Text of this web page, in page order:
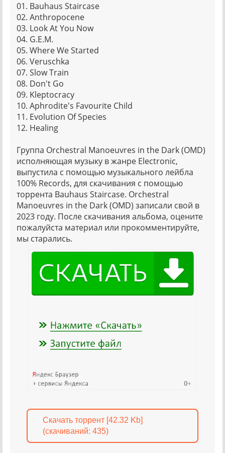
01. Bauhaus Staircase
02. Anthropocene
03. Look At You Now
04. G.E.M.
05. Where We Started
06. Veruschka
07. Slow Train
08. Don't Go
09. Kleptocracy
10. Aphrodite's Favourite Child
11. Evolution Of Species
12. Healing
Группа Orchestral Manoeuvres in the Dark (OMD)
исполняющая музыку в жанре Electronic,
выпустила с помощью музыкального лейбла
100% Records, для скачивания с помощью
торрента Bauhaus Staircase. Orchestral
Manoeuvres in the Dark (OMD) записали свой в
2023 году. После скачивания альбома, оцените
пожалуйста материал или прокомментируйте,
мы старались.
Скачать торрент [42.32 Kb]
(cкачиваний: 435)